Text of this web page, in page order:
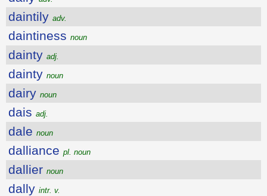
daintily adv.
daintiness noun
dainty adj.
dainty noun
dairy noun
dais adj.
dale noun
dalliance pl. noun
dallier noun
dally intr. v.